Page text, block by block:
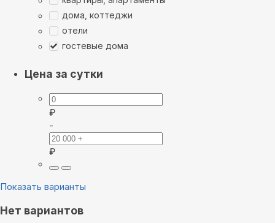
дома, коттеджи
отели
гостевые дома
Цена за сутки
₽
-
₽
Показать варианты
Нет вариантов